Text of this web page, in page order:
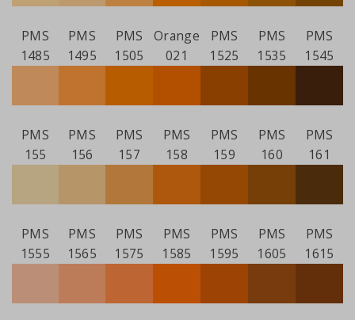
PMS
1485
PMS
1495
PMS
1505
Orange
021
PMS
1525
PMS
1535
PMS
1545
PMS
155
PMS
156
PMS
157
PMS
158
PMS
159
PMS
160
PMS
161
PMS
1555
PMS
1565
PMS
1575
PMS
1585
PMS
1595
PMS
1605
PMS
1615